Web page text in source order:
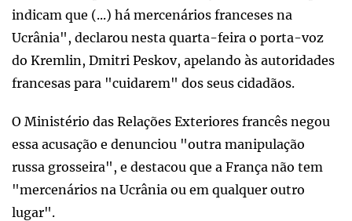
indicam que (...) há mercenários franceses na
Ucrânia", declarou nesta quarta-feira o porta-voz
do Kremlin, Dmitri Peskov, apelando às autoridades
francesas para "cuidarem" dos seus cidadãos.
O Ministério das Relações Exteriores francês negou
essa acusação e denunciou "outra manipulação
russa grosseira", e destacou que a França não tem
"mercenários na Ucrânia ou em qualquer outro
lugar".